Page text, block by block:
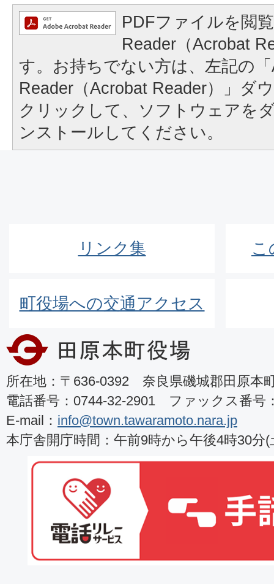
PDFファイルを閲
Reader（Acrobat
す。お持ちでない方は、左記の
Reader（Acrobat Reader）」ダ
クリックして、ソフトウェアを
ンストールしてください。
リンク集 こ
町役場への交通アクセス
所在地：〒636-0392 奈良県磯城郡田原本
電話番号：0744-32-2901 ファックス番号
E-mail： info@town.tawaramoto.nara.jp
本庁舎開庁時間：午前9時から午後4時30分